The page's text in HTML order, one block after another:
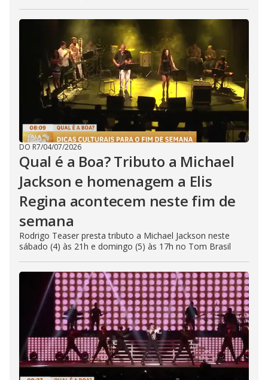
DO R7/04/07/2026
Qual é a Boa? Tributo a Michael
Jackson e homenagem a Elis
Regina acontecem neste fim de
semana
Rodrigo Teaser presta tributo a Michael Jackson neste
sábado (4) às 21h e domingo (5) às 17h no Tom Brasil